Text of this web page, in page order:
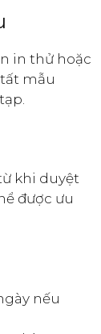
in thử hoặc
mẫu
khi duyệt
được ưu
nếu